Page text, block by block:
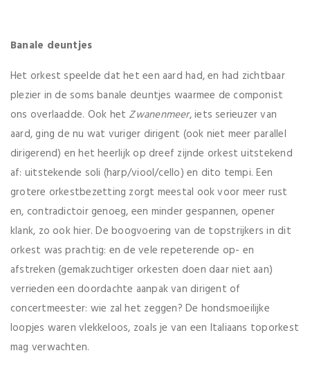
Banale deuntjes
Het orkest speelde dat het een aard had, en had zichtbaar
plezier in de soms banale deuntjes waarmee de componist
ons overlaadde. Ook het Zwanenmeer, iets serieuzer van
aard, ging de nu wat vuriger dirigent (ook niet meer parallel
dirigerend) en het heerlijk op dreef zijnde orkest uitstekend
af: uitstekende soli (harp/viool/cello) en dito tempi. Een
grotere orkestbezetting zorgt meestal ook voor meer rust
en, contradictoir genoeg, een minder gespannen, opener
klank, zo ook hier. De boogvoering van de topstrijkers in dit
orkest was prachtig: en de vele repeterende op- en
afstreken (gemakzuchtiger orkesten doen daar niet aan)
verrieden een doordachte aanpak van dirigent of
concertmeester: wie zal het zeggen? De hondsmoeilijke
loopjes waren vlekkeloos, zoals je van een Italiaans toporkest
mag verwachten.